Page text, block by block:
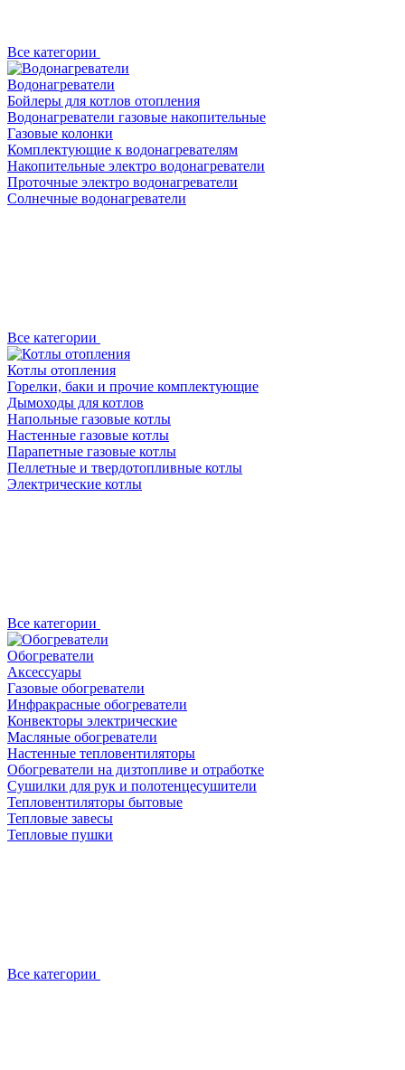
Все категории
Водонагреватели
Бойлеры для котлов отопления
Водонагреватели газовые накопительные
Газовые колонки
Комплектующие к водонагревателям
Накопительные электро водонагреватели
Проточные электро водонагреватели
Солнечные водонагреватели
Все категории
Котлы отопления
Горелки, баки и прочие комплектующие
Дымоходы для котлов
Напольные газовые котлы
Настенные газовые котлы
Парапетные газовые котлы
Пеллетные и твердотопливные котлы
Электрические котлы
Все категории
Обогреватели
Аксессуары
Газовые обогреватели
Инфракрасные обогреватели
Конвекторы электрические
Масляные обогреватели
Настенные тепловентиляторы
Обогреватели на дизтопливе и отработке
Сушилки для рук и полотенцесушители
Тепловентиляторы бытовые
Тепловые завесы
Тепловые пушки
Все категории